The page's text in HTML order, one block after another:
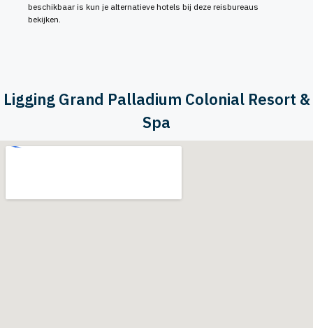
beschikbaar is kun je alternatieve hotels bij deze reisbureaus
bekijken.
Ligging Grand Palladium Colonial Resort &
Spa